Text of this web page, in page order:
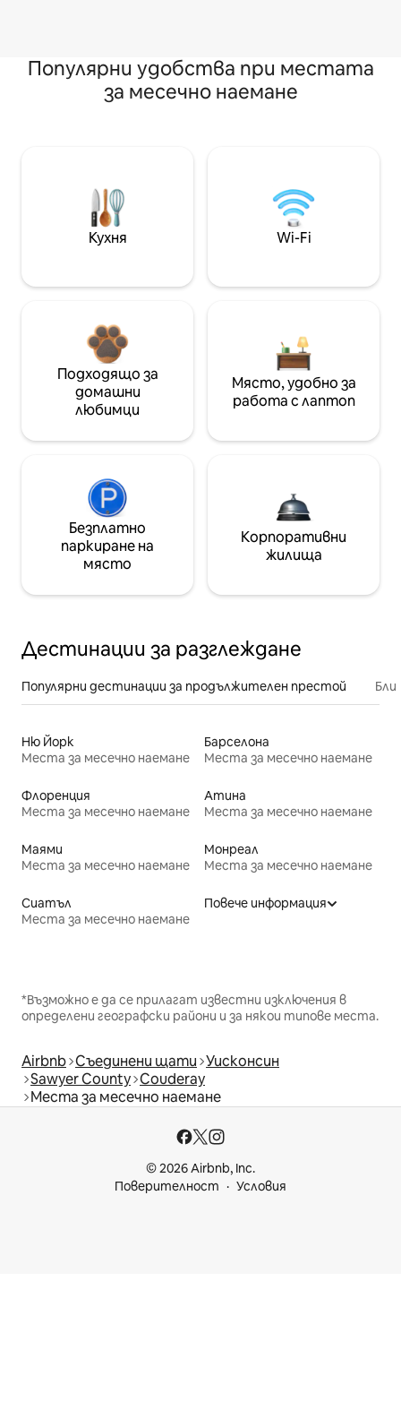
Популярни удобства при местата
за месечно наемане
Кухня Wi-Fi
Подходящо за
домашни
любимци
Място, удобно за
работа с лаптоп
Безплатно
паркиране на
място
Корпоративни
жилища
Дестинации за разглеждане
Популярни дестинации за продължителен престой
Ню Йорк
Места за месечно наемане
Барселона
Места за месечно наемане
Флоренция
Места за месечно наемане
Атина
Места за месечно наемане
Маями
Места за месечно наемане
Монреал
Места за месечно наемане
Сиатъл
Места за месечно наемане
Повече информация
*Възможно е да се прилагат известни изключения в
определени географски райони и за някои типове места.
Airbnb Съединени щати Уисконсин
Sawyer County Couderay
Места за месечно наемане
© 2026 Airbnb, Inc.
Поверителност
Условия